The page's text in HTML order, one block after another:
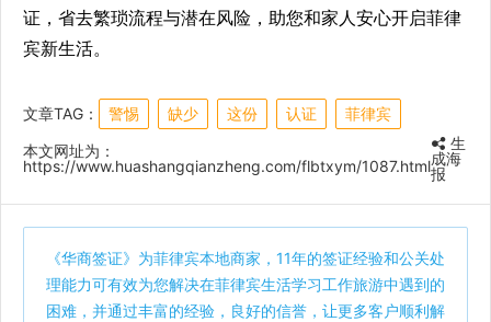
证，省去繁琐流程与潜在风险，助您和家人安心开启菲律
宾新生活。
文章TAG： 警惕 缺少 这份 认证
菲律宾
本文网址为：
https://www.huashangqianzheng.com/flbtxym/1087.html
生
成海
报
《华商签证》为菲律宾本地商家，11年的签证经验和公关处
理能力可有效为您解决在菲律宾生活学习工作旅游中遇到的
困难，并通过丰富的经验，良好的信誉，让更多客户顺利解